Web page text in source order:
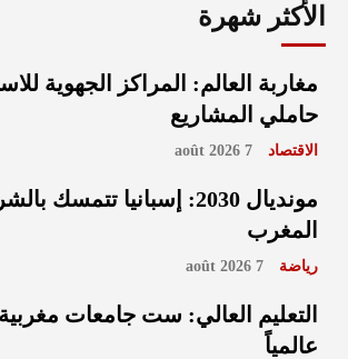
الأكثر شهرة
مغاربة العالم: المراكز الجهوية
حاملي المشاريع
الاقتصاد 7 août 2026
مونديال 2030: إسبانيا تتمسك
المغرب
رياضة 7 août 2026
التعليم العالي: ست جامعات
عالمياً